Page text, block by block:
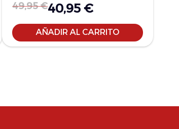
49,95€40,95€
AÑADIR AL CARRITO